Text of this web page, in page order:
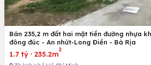
Bán 235,2 m đất hai mặt tiền đường nhựa
đông đúc - An nhứt-Long Điền - Bà Rịa
1.7 tỷ · 235.2m
2